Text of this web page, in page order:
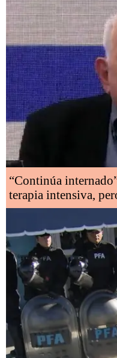
“Continúa
terapia intensiva,